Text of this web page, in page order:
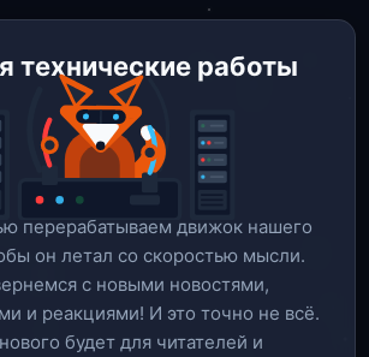
технические работы
перерабатываем движок нашего
он летал со скоростью мысли.
c новыми новостями,
и реакциями! И это точно не всё.
будет для читателей и